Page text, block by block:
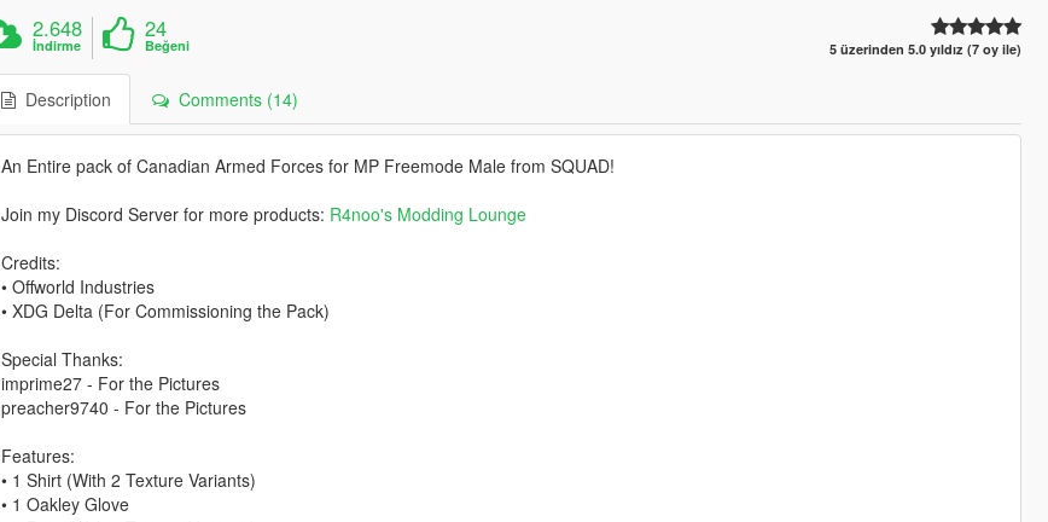
2.648
İndirme
24
Beğeni 5 üzerinden 5.0 yıldız (7 oy ile)
Description Comments (14)
An Entire pack of Canadian Armed Forces for MP Freemode Male from SQUAD!
Join my Discord Server for more products: R4noo's Modding Lounge
Credits:
• Offworld Industries
• XDG Delta (For Commissioning the Pack)
Special Thanks:
imprime27 - For the Pictures
preacher9740 - For the Pictures
Features:
• 1 Shirt (With 2 Texture Variants)
• 1 Oakley Glove